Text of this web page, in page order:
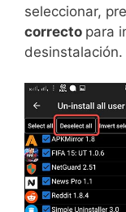
seleccionar,
correcto para
desinstalación.